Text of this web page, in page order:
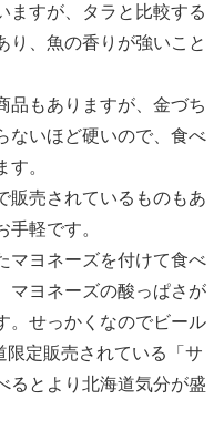
ますが、タラと比較する
り、魚の香りが強いこと
品もありますが、金づち
ないほど硬いので、食べ
。
販売されているものもあ
軽です。
マヨネーズを付けて食べ
マヨネーズの酸っぱさが
。せっかくなのでビール
限定販売されている「サ
るとより北海道気分が盛